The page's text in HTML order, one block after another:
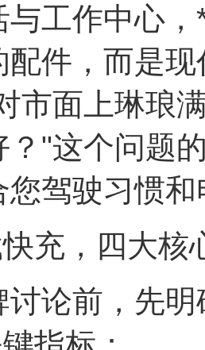
与工作中心
配件，而是
市面上琳琅
？"这个问题
您驾驶习惯
充，四大核
讨论前，先